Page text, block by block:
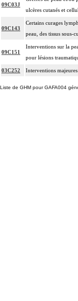
09C03J
ulcères cutanés et
09C143
Certains curages
peau, des tissus sous-
09C151
Interventions sur la
pour lésions
03C252 Interventions
Liste de GHM pour GAFA004